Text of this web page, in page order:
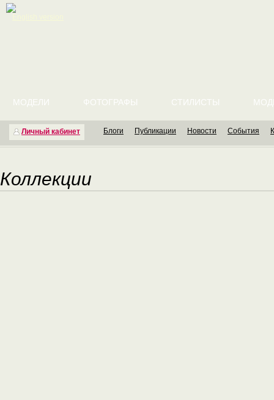
Личный кабинет
МОДЕЛИ ФОТОГРАФЫ СТИЛИСТЫ
Блоги Публикации Новости События
Коллекции